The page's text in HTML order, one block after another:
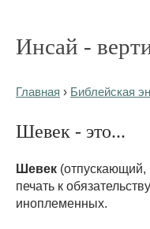
Инсай -
Главная › Библейская
Шевек - это...
Шевек
печать к
иноплеменных.